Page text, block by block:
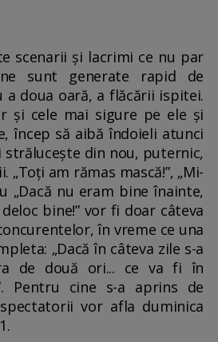
scenarii şi lacrimi ce nu par
sunt generate rapid de
doua oară, a flăcării ispitei.
şi cele mai sigure pe ele şi
încep să aibă îndoieli atunci
străluceşte din nou, puternic,
am rămas mască!”, „Mi-
„Dacă nu eram bine înainte,
bine!” vor fi doar câteva
în vreme ce una
„Dacă în câteva zile s-a
de două ori... ce va fi în
Pentru cine s-a aprins de
vor afla duminica